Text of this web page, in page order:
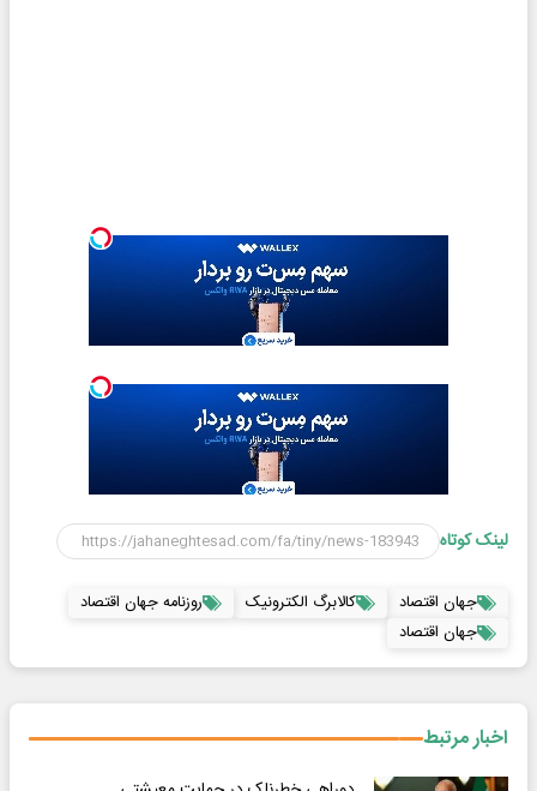
لینک کوتاه
جهان اقتصاد کالابرگ الکترونیک
روزنامه جهان اقتصاد
جهان اقتصاد
اخبار مرتبط